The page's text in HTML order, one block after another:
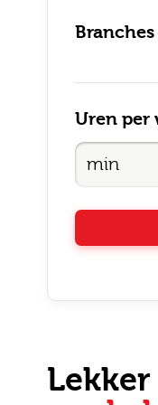
Branches
Uren per
Lekker